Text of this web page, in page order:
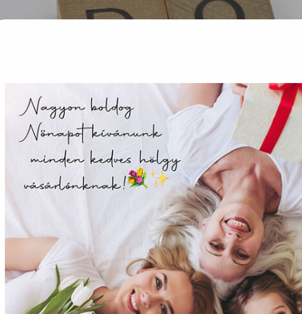
Ez az oldal sütiket használ
Weboldalunkon „cookie"-kat (továbbiakban „süti")
fájlok, melyek információt tárolnak webes
hozzájárulása szükséges.
A „sütiket" az elektronikus hírközlésről szóló 2003. évi
elektronikus kereskedelmi szolgáltatások, az információs
összefüggő szolgáltatások egyes kérdéseiről szóló 2001.
valamint az Európai Unió előírásainak megfelelően
weblapoknak, melyek az Európai Unió országain belül
használatához, és ezeknek a felhasználó